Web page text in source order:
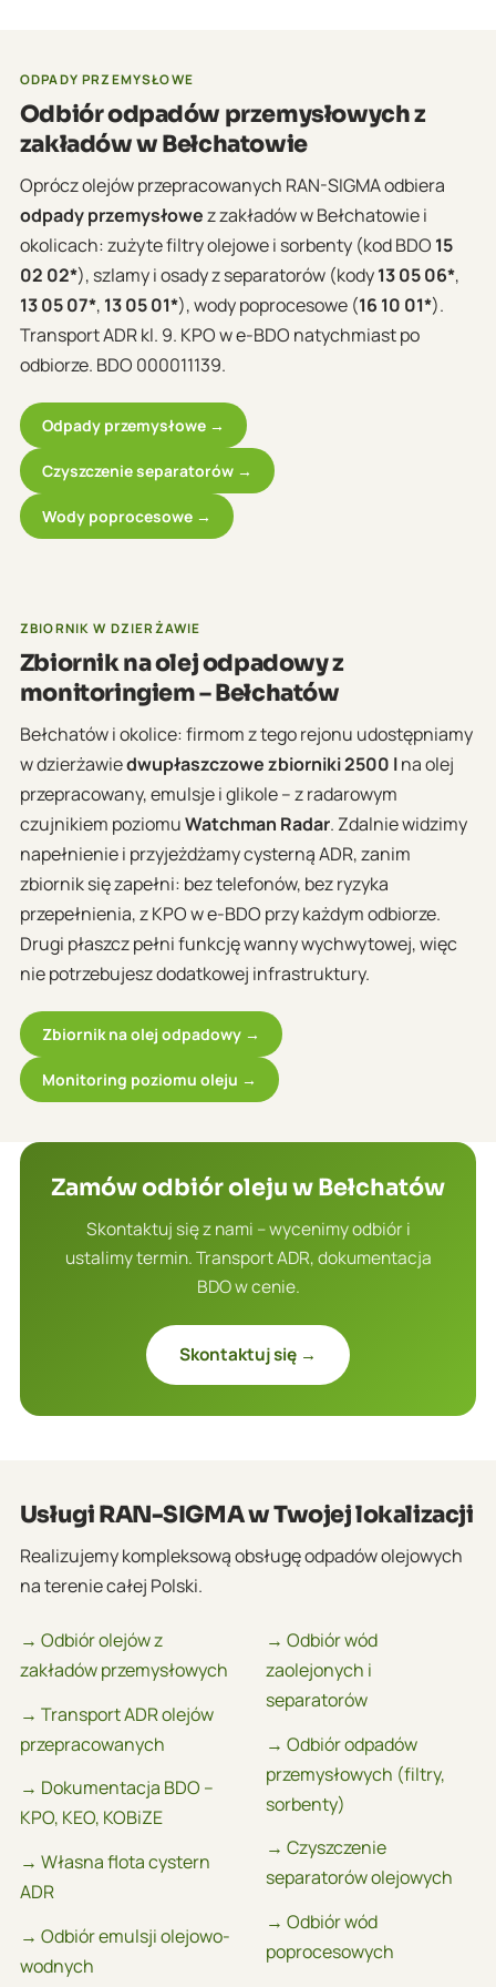
zaświadczenie do raportu KOBiZE. Dokumenty
dostępne na koncie BDO natychmiast po odbiorze.
ODPADY PRZEMYSŁOWE
Odbiór odpadów przemysłowych z
zakładów w Bełchatowie
Oprócz olejów przepracowanych RAN-SIGMA odbiera
odpady przemysłowez zakładów w Bełchatowie i
okolicach: zużyte filtry olejowe i sorbenty (kod BDO 15
02 02*), szlamy i osady z separatorów (kody13 05 06*,
13 05 07*, 13 05 01*), wody poprocesowe (16 10 01*).
Transport ADR kl. 9. KPO w e-BDO natychmiast po
odbiorze. BDO 000011139.
Odpady przemysłowe →
Czyszczenie separatorów →
Wody poprocesowe →
ZBIORNIK W DZIERŻAWIE
Zbiornik na olej odpadowy z
monitoringiem – Bełchatów
Bełchatów i okolice: firmom z tego rejonu udostępniamy
w dzierżawiedwupłaszczowe zbiorniki 2500 lna olej
przepracowany, emulsje i glikole – z radarowym
czujnikiem poziomuWatchman Radar. Zdalnie widzimy
napełnienie i przyjeżdżamy cysterną ADR, zanim
zbiornik się zapełni: bez telefonów, bez ryzyka
przepełnienia, z KPO w e-BDO przy każdym odbiorze.
Drugi płaszcz pełni funkcję wanny wychwytowej, więc
nie potrzebujesz dodatkowej infrastruktury.
Zbiornik na olej odpadowy →
Monitoring poziomu oleju →
Zamów odbiór oleju w Bełchatów
Skontaktuj się z nami – wycenimy odbiór i
ustalimy termin. Transport ADR, dokumentacja
BDO w cenie.
Skontaktuj się →
Usługi RAN-SIGMA w Twojej lokalizacji
Realizujemy kompleksową obsługę odpadów olejowych
na terenie całej Polski.
→ Odbiór olejów z
zakładów przemysłowych
→ Transport ADR olejów
przepracowanych
→ Dokumentacja BDO –
KPO, KEO, KOBiZE
→ Własna flota cystern
ADR
→ Odbiór emulsji olejowo-
wodnych
→ Odbiór wód
zaolejonych i
separatorów
→ Odbiór odpadów
przemysłowych (filtry,
sorbenty)
→ Czyszczenie
separatorów olejowych
→ Odbiór wód
poprocesowych